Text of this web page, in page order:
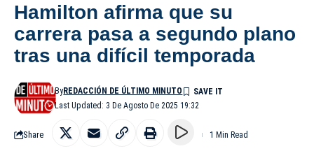
Hamilton afirma que su
carrera pasa a segundo plano
tras una difícil temporada
Last Updated: 3 De Agosto De 2025 19:32
ByREDACCIÓN DE ÚLTIMO MINUTO
Share 1 Min Read